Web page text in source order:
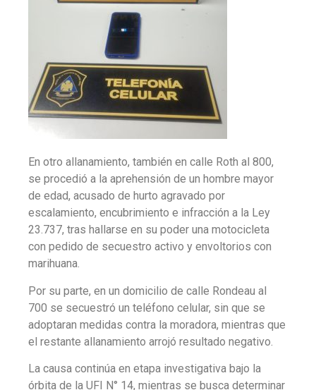
En otro allanamiento, también en calle Roth al 800,
se procedió a la aprehensión de un hombre mayor
de edad, acusado de hurto agravado por
escalamiento, encubrimiento e infracción a la Ley
23.737, tras hallarse en su poder una motocicleta
con pedido de secuestro activo y envoltorios con
marihuana.
Por su parte, en un domicilio de calle Rondeau al
700 se secuestró un teléfono celular, sin que se
adoptaran medidas contra la moradora, mientras que
el restante allanamiento arrojó resultado negativo.
La causa continúa en etapa investigativa bajo la
órbita de la UFI N° 14, mientras se busca determinar